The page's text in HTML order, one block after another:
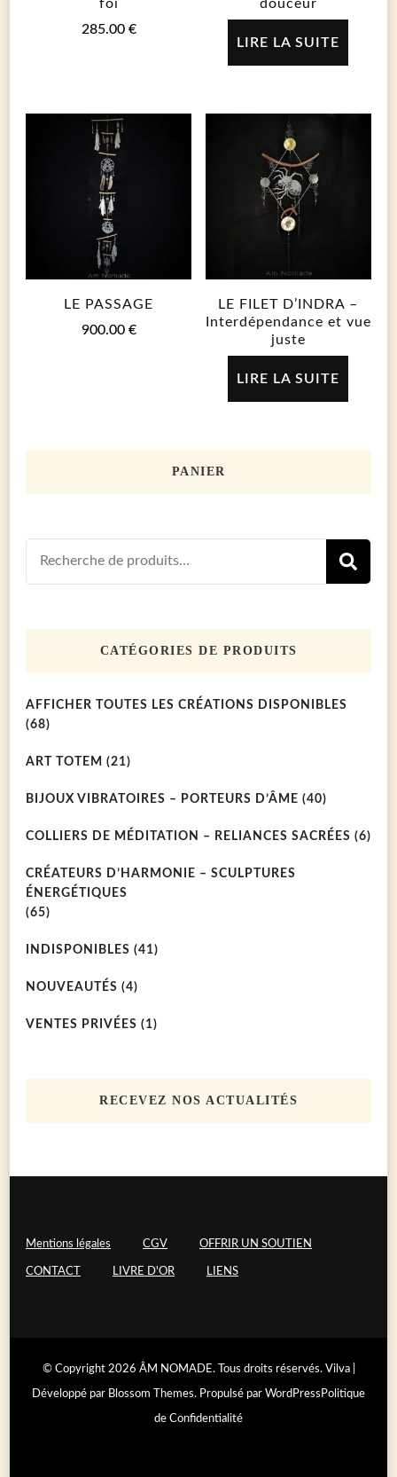
foi
285.00 €
douceur
LIRE LA SUITE
LE PASSAGE
900.00 €
LE FILET D’INDRA –
Interdépendance et vue
juste
LIRE LA SUITE
PANIER
pour :
CATÉGORIES DE PRODUITS
AFFICHER TOUTES LES CRÉATIONS DISPONIBLES
(68)
ART TOTEM (21)
BIJOUX VIBRATOIRES – PORTEURS D’ÂME (40)
COLLIERS DE MÉDITATION – RELIANCES SACRÉES (6)
CRÉATEURS D’HARMONIE – SCULPTURES
ÉNERGÉTIQUES
(65)
INDISPONIBLES (41)
NOUVEAUTÉS (4)
VENTES PRIVÉES (1)
RECEVEZ NOS ACTUALITÉS
Mentions légales CGV OFFRIR UN SOUTIEN
CONTACT LIVRE D'OR LIENS
© Copyright 2026 ÂM NOMADE. Tous droits réservés. Vilva |
Développé par Blossom Themes. Propulsé par WordPress Politique
de Confidentialité